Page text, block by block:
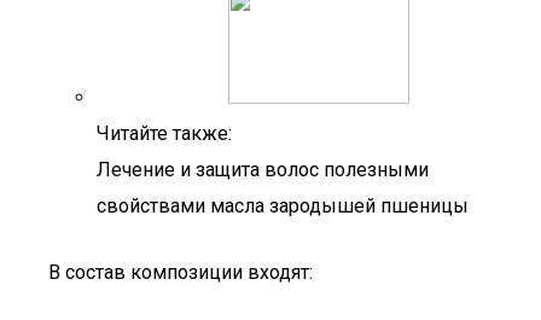
Читайте также:
Лечение и защита волос полезными
свойствами масла зародышей пшеницы
В состав композиции входят: